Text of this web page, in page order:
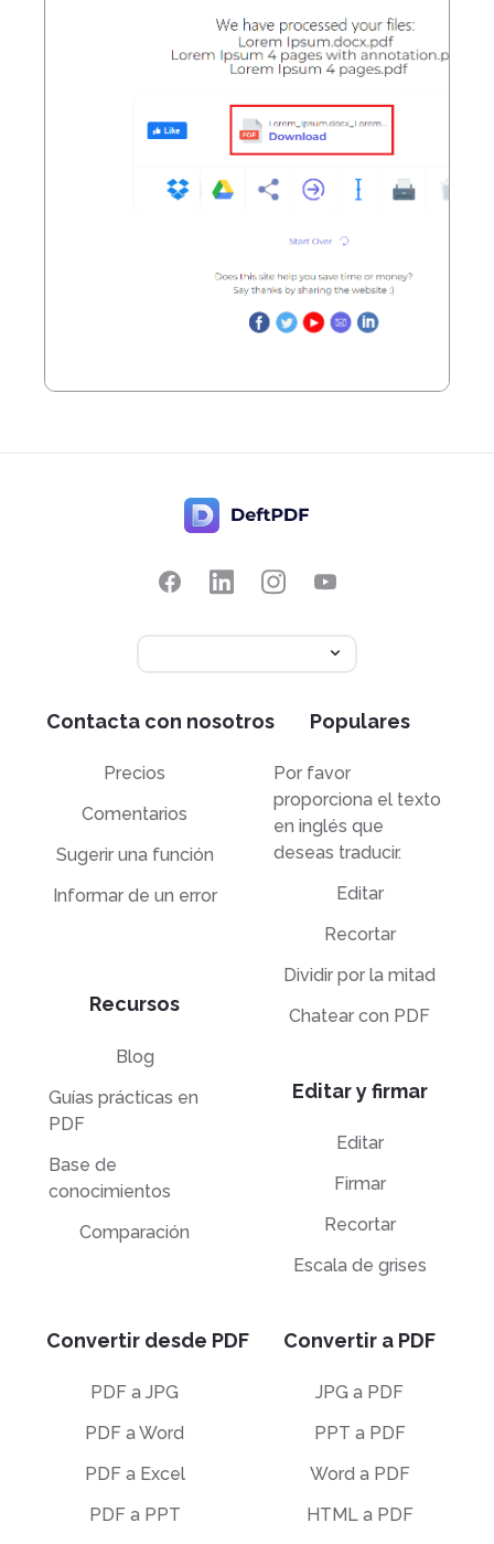
Contacta con nosotros
Precios
Comentarios
Sugerir una función
Informar de un error
Recursos
Blog
Guías prácticas en
PDF
Base de
conocimientos
Comparación
Populares
Por favor
proporciona el texto
en inglés que
deseas traducir.
Editar
Recortar
Dividir por la mitad
Chatear con PDF
Editar y firmar
Editar
Firmar
Recortar
Escala de grises
Convertir desde PDF
PDF a JPG
PDF a Word
PDF a Excel
PDF a PPT
Convertir a PDF
JPG a PDF
PPT a PDF
Word a PDF
HTML a PDF